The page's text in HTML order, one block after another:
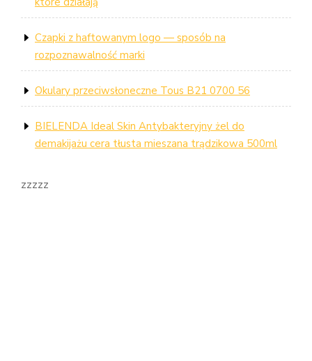
Czapki z haftowanym logo — sposób na
rozpoznawalność marki
Okulary przeciwsłoneczne Tous B21 0700 56
BIELENDA Ideal Skin Antybakteryjny żel do
demakijażu cera tłusta mieszana trądzikowa 500ml
zzzzz